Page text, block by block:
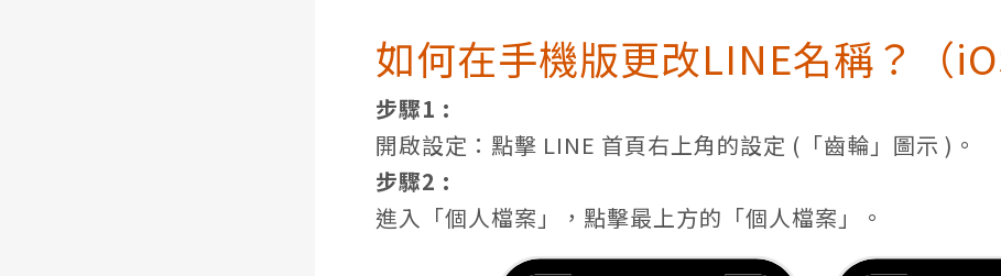
如何在手機版更改LINE名稱？（
步驟1 :
開啟設定：點擊 LINE 首頁右上角的設定 (「齒輪」圖示 )。
步驟2 :
進入「個人檔案」，點擊最上方的「個人檔案」。